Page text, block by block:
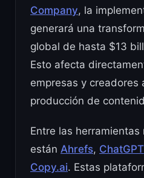
Company, la
generará una
global de hasta $13
Esto afecta
empresas y creadores
producción de
Entre las herramientas
están Ahrefs, ChatGPT
Copy.ai. Estas